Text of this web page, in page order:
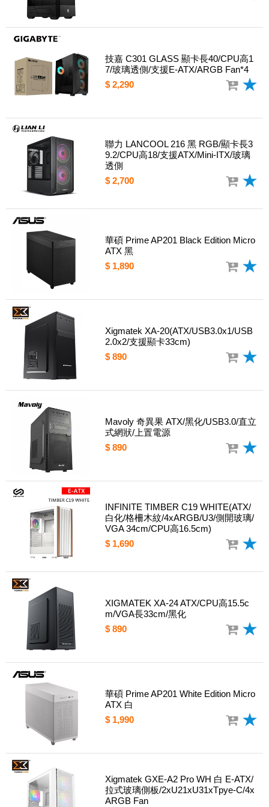
技嘉 C301 GLASS 顯卡長40/CPU高1
7/玻璃透側/支援E-ATX/ARGB Fan*4
$ 2,290
聯力 LANCOOL 216 黑 RGB/顯卡長3
9.2/CPU高18/支援ATX/Mini-ITX/玻璃
透側
$ 2,700
華碩 Prime AP201 Black Edition Micro
ATX 黑
$ 1,890
Xigmatek XA-20(ATX/USB3.0x1/USB
2.0x2/支援顯卡33cm)
$ 890
Mavoly 奇異果 ATX/黑化/USB3.0/直立
式網狀/上置電源
$ 890
INFINITE TIMBER C19 WHITE(ATX/
白化/格柵木紋/4xARGB/U3/側開玻璃/
VGA 34cm/CPU高16.5cm)
$ 1,690
XIGMATEK XA-24 ATX/CPU高15.5c
m/VGA長33cm/黑化
$ 890
華碩 Prime AP201 White Edition Micro
ATX 白
$ 1,990
Xigmatek GXE-A2 Pro WH 白 E-ATX/
拉式玻璃側板/2xU21xU31xTpye-C/4x
ARGB Fan